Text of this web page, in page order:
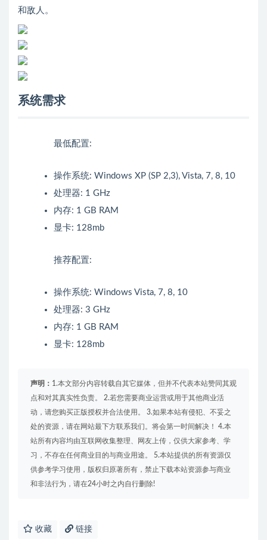
和敌人。
系统需求
最低配置:
操作系统: Windows XP (SP 2,3), Vista, 7, 8, 10
处理器: 1 GHz
内存: 1 GB RAM
显卡: 128mb
推荐配置:
操作系统: Windows Vista, 7, 8, 10
处理器: 3 GHz
内存: 1 GB RAM
显卡: 128mb
声明： 1.本文部分内容转载自其它媒体，但并不代表本站赞同其观
点和对其真实性负责。 2.若您需要商业运营或用于其他商业活
动，请您购买正版授权并合法使用。 3.如果本站有侵犯、不妥之
处的资源，请在网站最下方联系我们。将会第一时间解决！ 4.本
站所有内容均由互联网收集整理、网友上传，仅供大家参考、学
习，不存在任何商业目的与商业用途。 5.本站提供的所有资源仅
供参考学习使用，版权归原著所有，禁止下载本站资源参与商业
和非法行为，请在24小时之内自行删除!
收藏 链接